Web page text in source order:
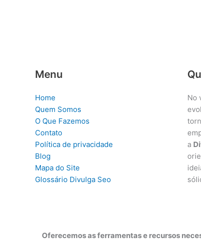
Menu
Home
Quem Somos
O Que Fazemos
Contato
Política de privacidade
Blog
Mapa do Site
Glossário Divulga Seo
No
a
Oferecemos as ferramentas e recursos